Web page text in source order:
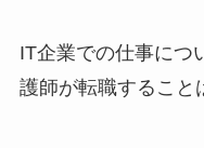
IT企業での仕事につ
護師が転職すること